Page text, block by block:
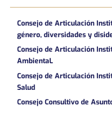
Consejo de Articulación
género, diversidades y
Consejo de Articulación
AmbientaL
Consejo de Articulación
Salud
Consejo Consultivo de